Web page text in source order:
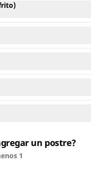
un postre?
1